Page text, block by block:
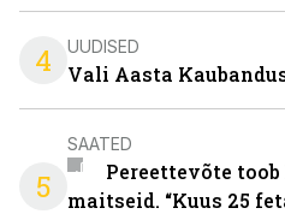
4 UUDISED
Vali Aasta
5
SAATED
Pereettevõte
maitseid. “Kuus 25